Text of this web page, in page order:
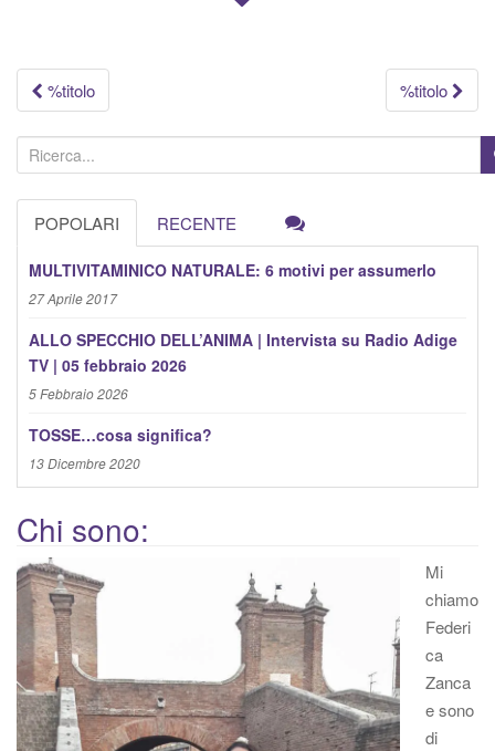
Navigazione
articolo
%titolo %titolo
e
r
POPOLARI RECENTE
MULTIVITAMINICO NATURALE: 6 motivi per assumerlo
27 Aprile 2017
ALLO SPECCHIO DELL’ANIMA | Intervista su Radio Adige
TV | 05 febbraio 2026
5 Febbraio 2026
TOSSE…cosa significa?
13 Dicembre 2020
Chi sono:
Mi
chiamo
Federi
ca
Zanca
e sono
di